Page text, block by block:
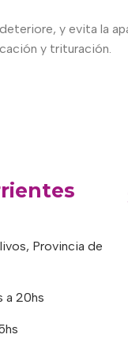
y evita la
y trituración.
Provincia de
a 20hs